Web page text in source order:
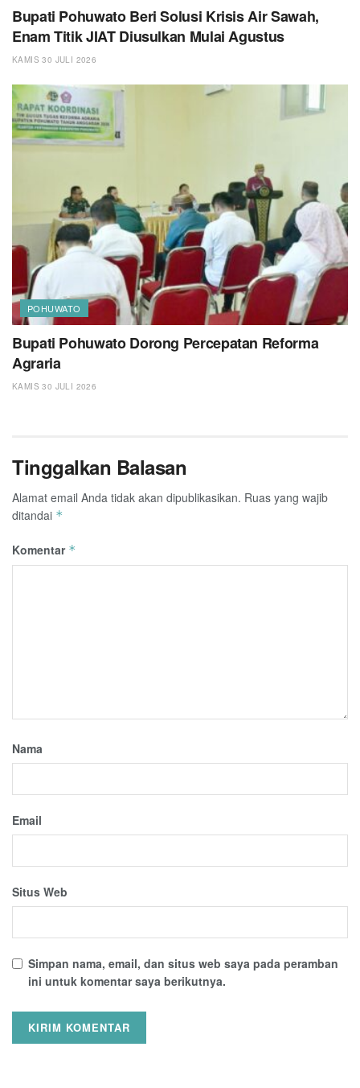
Bupati Pohuwato Beri Solusi Krisis Air Sawah,
Enam Titik JIAT Diusulkan Mulai Agustus
KAMIS 30 JULI 2026
POHUWATO
Bupati Pohuwato Dorong Percepatan Reforma
Agraria
KAMIS 30 JULI 2026
Tinggalkan Balasan
Alamat email Anda tidak akan dipublikasikan. Ruas yang wajib
ditandai *
Komentar *
Nama
Email
Situs Web
Simpan nama, email, dan situs web saya pada peramban
ini untuk komentar saya berikutnya.